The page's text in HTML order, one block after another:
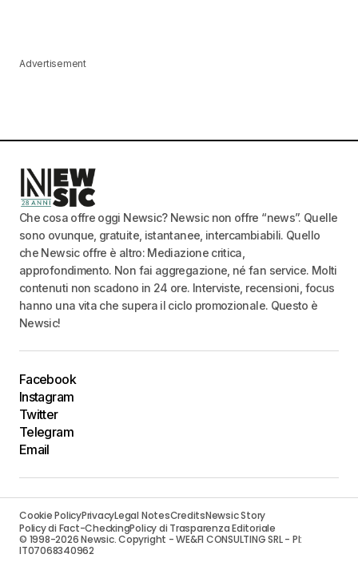
Advertisement
Che cosa offre oggi Newsic? Newsic non offre “news”. Quelle
sono ovunque, gratuite, istantanee, intercambiabili. Quello
che Newsic offre è altro: Mediazione critica,
approfondimento. Non fai aggregazione, né fan service. Molti
contenuti non scadono in 24 ore. Interviste, recensioni, focus
hanno una vita che supera il ciclo promozionale. Questo è
Newsic!
Facebook
Instagram
Twitter
Telegram
Email
Cookie PolicyPrivacyLegal NotesCreditsNewsic Story
Policy di Fact-CheckingPolicy di Trasparenza Editoriale
© 1998-2026 Newsic. Copyright - WE&FI CONSULTING SRL - PI:
IT07068340962